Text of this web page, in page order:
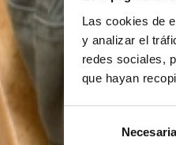
Las cookies de
y analizar el
redes sociales,
que hayan